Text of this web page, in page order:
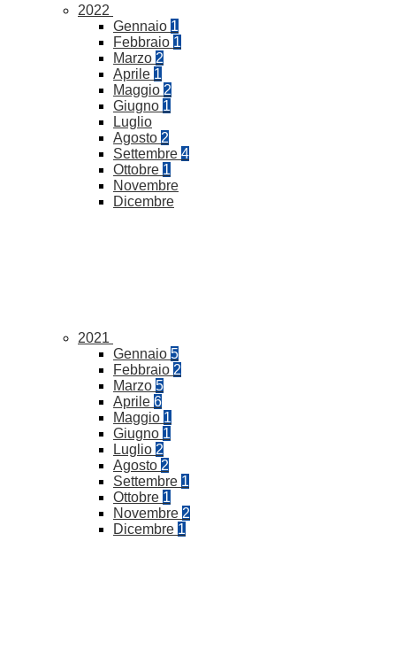
2022
Gennaio 1
Febbraio 1
Marzo 2
Aprile 1
Maggio 2
Giugno 1
Luglio
Agosto 2
Settembre 4
Ottobre 1
Novembre
Dicembre
2021
Gennaio 5
Febbraio 2
Marzo 5
Aprile 6
Maggio 1
Giugno 1
Luglio 2
Agosto 2
Settembre 1
Ottobre 1
Novembre 2
Dicembre 1